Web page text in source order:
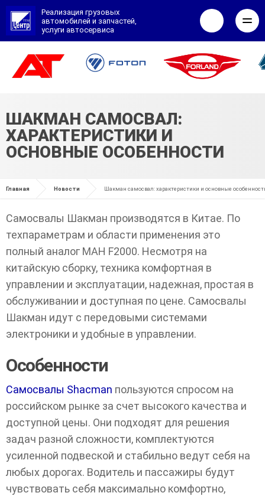
Реализация грузовых
автомобилей и запчастей,
услуги автосервиса
навигация
О нас
Новости
Фургоны
Бортовые платформы
Прицепы
Контакты
8 (495) 128-03-89 ОБРАТНЫЙ ЗВОНОК
info@ttm-centr.ru 08:00–19:00 пн-сб
ШАКМАН САМОСВАЛ:
ХАРАКТЕРИСТИКИ И
ОСНОВНЫЕ ОСОБЕННОСТИ
Строка
Главная Новости Шакман самосвал: характеристики и основные
Самосвалы Шакман производятся в Китае. По
техпараметрам и области применения это
полный аналог МАН F2000. Несмотря на
китайскую сборку, техника комфортная в
управлении и эксплуатации, надежная, простая в
обслуживании и доступная по цене. Самосвалы
Шакман идут с передовыми системами
электроники и удобные в управлении.
Особенности
Самосвалы Shacman пользуются спросом на
российском рынке за счет высокого качества и
доступной цены. Они подходят для решения
задач разной сложности, комплектуются
усиленной подвеской и стабильно ведут себя на
любых дорогах. Водитель и пассажиры будут
чувствовать себя максимально комфортно,